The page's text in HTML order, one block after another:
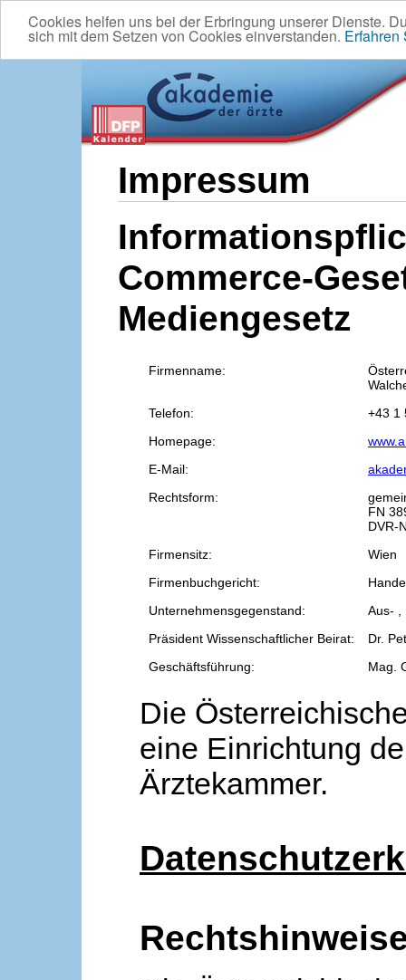
Cookies helfen uns bei der Erbringung unserer Dienste.
sich mit dem Setzen von Cookies einverstanden. Erfahren
Impressum
Commerce-
Mediengesetz
Firmenname:
Telefon:
+43 1
Homepage:
E-Mail:
Rechtsform:
FN
DVR-
Firmensitz:
Wien
Firmenbuchgericht:
Unternehmensgegenstand:
Aus- ,
Präsident Wissenschaftlicher Beirat:
Dr.
Geschäftsführung:
Mag.
Die
eine Einrichtung
Ärztekammer.